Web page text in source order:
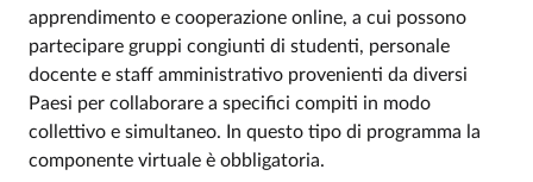
apprendimento e cooperazione online, a cui possono
partecipare gruppi congiunti di studenti, personale
docente e staff amministrativo provenienti da diversi
Paesi per collaborare a specifici compiti in modo
collettivo e simultaneo. In questo tipo di programma la
componente virtuale è obbligatoria.